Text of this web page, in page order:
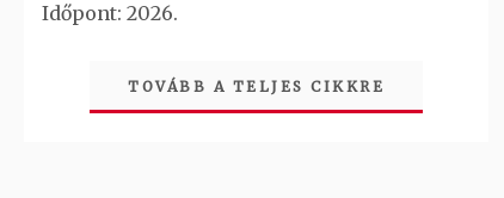
Időpont: 2026.
TOVÁBB A TELJES CIKKRE